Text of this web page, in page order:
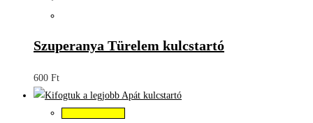
Szuperanya Türelem kulcstartó
600 Ft